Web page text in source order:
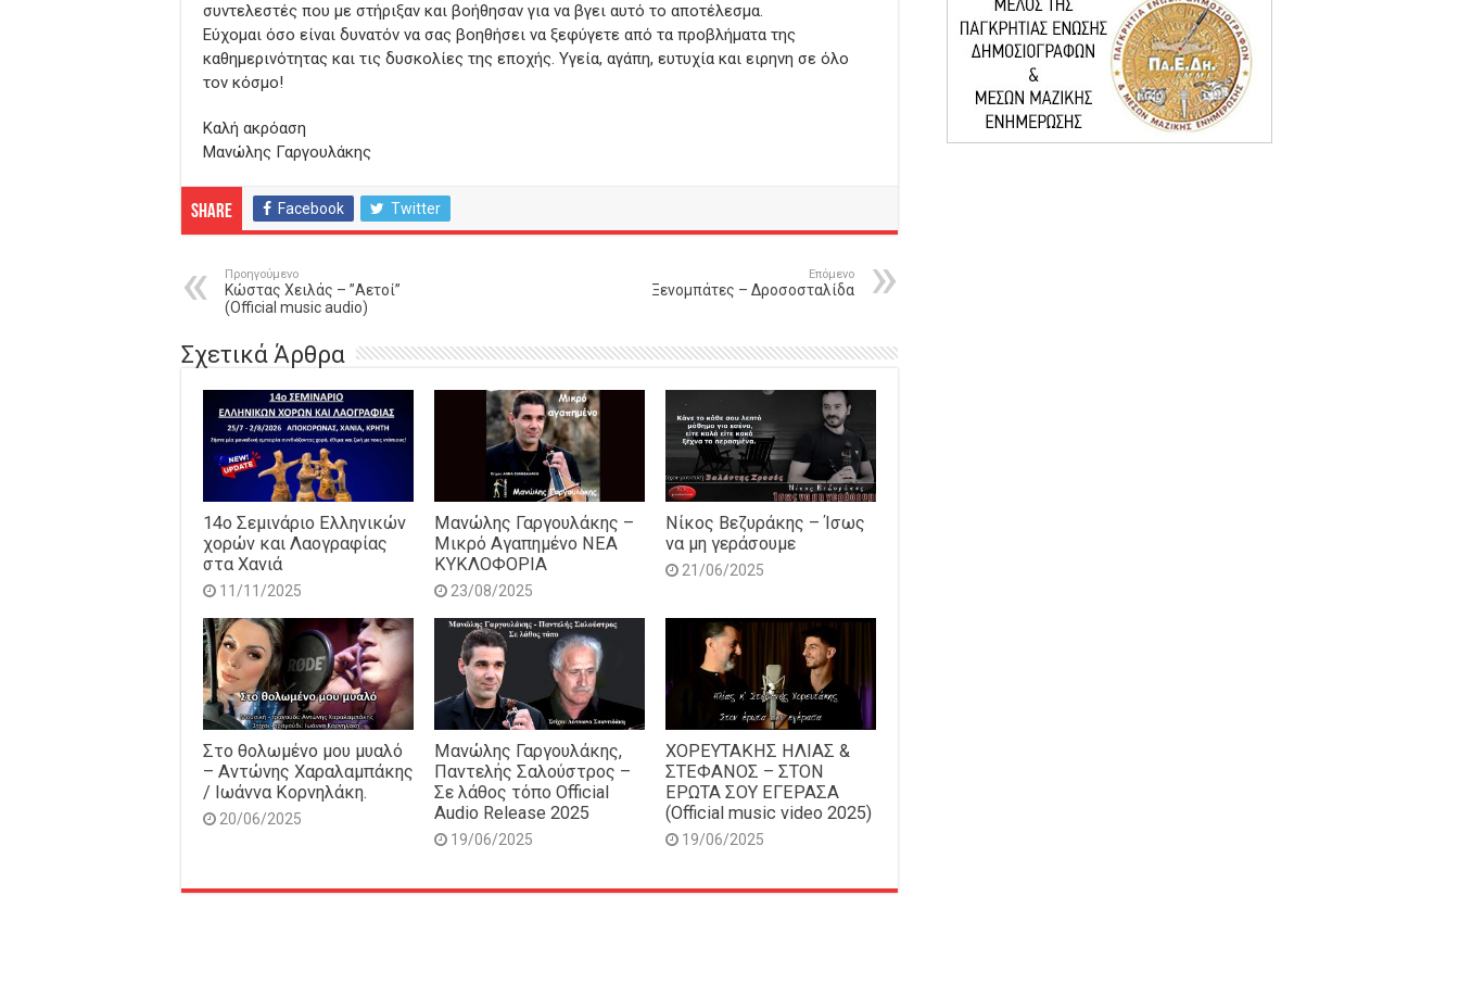
συντελεστές που με στήριξαν και βοήθησαν για να βγει αυτό το αποτέλεσμα.
Εύχομαι όσο είναι δυνατόν να σας βοηθήσει να ξεφύγετε από τα προβλήματα της
καθημερινότητας και τις δυσκολίες της εποχής. Υγεία, αγάπη, ευτυχία και ειρηνη σε όλο
τον κόσμο!
Καλή ακρόαση
Μανώλης Γαργουλάκης
Share Facebook Twitter
Προηγούμενο
Κώστας Χειλάς – ”Αετοί”
(Official music audio)
Επόμενο
Ξενομπάτες – Δροσοσταλίδα
Σχετικά Άρθρα
14o Σεμινάριο Ελληνικών
χορών και Λαογραφίας
στα Χανιά
11/11/2025
Μανώλης Γαργουλάκης –
Μικρό Αγαπημένο NEΑ
ΚΥΚΛΟΦΟΡΙΑ
23/08/2025
Νίκος Βεζυράκης – Ίσως
να μη γεράσουμε
21/06/2025
Στο θολωμένο μου μυαλό
– Αντώνης Χαραλαμπάκης
/ Ιωάννα Κορνηλάκη.
20/06/2025
Μανώλης Γαργουλάκης,
Παντελής Σαλούστρος –
Σε λάθος τόπο Official
Audio Release 2025
19/06/2025
ΧΟΡΕΥΤΑΚΗΣ ΗΛΙΑΣ &
ΣΤΕΦΑΝΟΣ – ΣΤΟΝ
ΕΡΩΤΑ ΣΟΥ ΕΓΕΡΑΣΑ
(Official music video 2025)
19/06/2025